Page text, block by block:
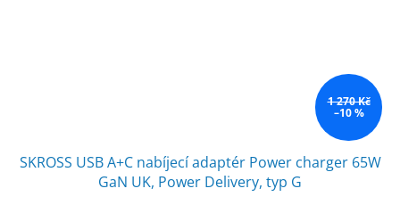
1 270 Kč
–10 %
SKROSS USB A+C nabíjecí adaptér Power charger 65W
GaN UK, Power Delivery, typ G